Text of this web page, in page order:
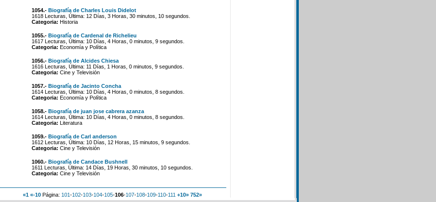
1054.- Biografía de Charles Louis Didelot
1618 Lecturas, Última: 12 Días, 3 Horas, 30 minutos, 10 segundos.
Categoria: Historia
1055.- Biografía de Cardenal de Richelieu
1617 Lecturas, Última: 10 Días, 4 Horas, 0 minutos, 9 segundos.
Categoria: Economía y Política
1056.- Biografía de Alcides Chiesa
1616 Lecturas, Última: 11 Días, 1 Horas, 0 minutos, 9 segundos.
Categoria: Cine y Televisión
1057.- Biografía de Jacinto Concha
1614 Lecturas, Última: 10 Días, 4 Horas, 0 minutos, 8 segundos.
Categoria: Economía y Política
1058.- Biografía de juan jose cabrera azanza
1614 Lecturas, Última: 10 Días, 4 Horas, 0 minutos, 8 segundos.
Categoria: Literatura
1059.- Biografía de Carl anderson
1612 Lecturas, Última: 10 Días, 12 Horas, 15 minutos, 9 segundos.
Categoria: Cine y Televisión
1060.- Biografía de Candace Bushnell
1611 Lecturas, Última: 14 Días, 19 Horas, 30 minutos, 10 segundos.
Categoria: Cine y Televisión
«1 «-10 Página: 101-102-103-104-105-106-107-108-109-110-111 +10» 752»